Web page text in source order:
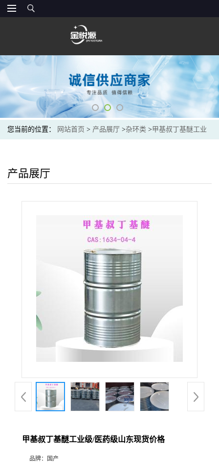
您当前的位置： 网站首页 > 产品展厅 >杂环类 >甲基叔丁基醚工业
产品展厅
甲基叔丁基醚工业级/医药级山东现货价格
品牌：
国产